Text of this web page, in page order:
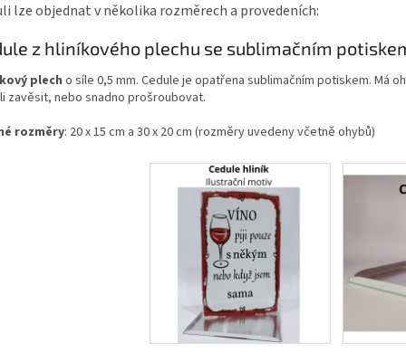
lze objednat v několika rozměrech a provedeních:
z hliníkového plechu se sublimačním
plech o síle 0,5 mm. Cedule je opatřena sublimačním potiskem. Má
zavěsit, nebo snadno prošroubovat.
rozměry: 20 x 15 cm a 30 x 20 cm (rozměry uvedeny včetně ohybů)